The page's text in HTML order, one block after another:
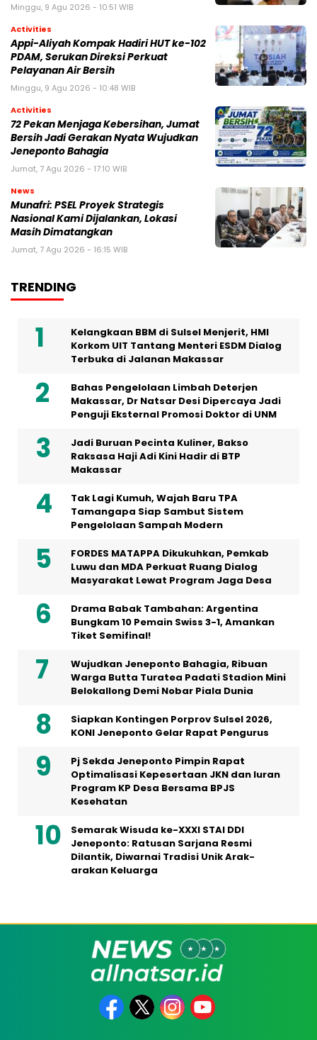
Minggu, 9 Agu 2026 - 10:51 WIB
Activities
Appi-Aliyah Kompak Hadiri HUT ke-102
PDAM, Serukan Direksi Perkuat
Pelayanan Air Bersih
Minggu, 9 Agu 2026 - 10:48 WIB
Activities
72 Pekan Menjaga Kebersihan, Jumat
Bersih Jadi Gerakan Nyata Wujudkan
Jeneponto Bahagia
Jumat, 7 Agu 2026 - 17:10 WIB
News
Munafri: PSEL Proyek Strategis
Nasional Kami Dijalankan, Lokasi
Masih Dimatangkan
Jumat, 7 Agu 2026 - 16:15 WIB
TRENDING
Kelangkaan BBM di Sulsel Menjerit, HMI
Korkom UIT Tantang Menteri ESDM Dialog
Terbuka di Jalanan Makassar
Bahas Pengelolaan Limbah Deterjen
Makassar, Dr Natsar Desi Dipercaya Jadi
Penguji Eksternal Promosi Doktor di UNM
Jadi Buruan Pecinta Kuliner, Bakso
Raksasa Haji Adi Kini Hadir di BTP
Makassar
Tak Lagi Kumuh, Wajah Baru TPA
Tamangapa Siap Sambut Sistem
Pengelolaan Sampah Modern
FORDES MATAPPA Dikukuhkan, Pemkab
Luwu dan MDA Perkuat Ruang Dialog
Masyarakat Lewat Program Jaga Desa
Drama Babak Tambahan: Argentina
Bungkam 10 Pemain Swiss 3-1, Amankan
Tiket Semifinal!
Wujudkan Jeneponto Bahagia, Ribuan
Warga Butta Turatea Padati Stadion Mini
Belokallong Demi Nobar Piala Dunia
Siapkan Kontingen Porprov Sulsel 2026,
KONI Jeneponto Gelar Rapat Pengurus
Pj Sekda Jeneponto Pimpin Rapat
Optimalisasi Kepesertaan JKN dan Iuran
Program KP Desa Bersama BPJS
Kesehatan
Semarak Wisuda ke-XXXI STAI DDI
Jeneponto: Ratusan Sarjana Resmi
Dilantik, Diwarnai Tradisi Unik Arak-
arakan Keluarga